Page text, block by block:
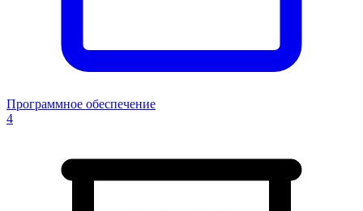
Программное обеспечение
4